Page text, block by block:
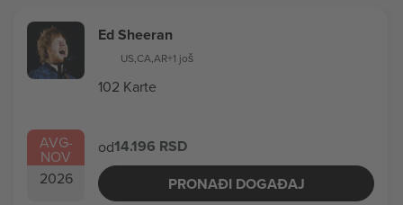
AVG-
NOV
2026
Ed Sheeran
US,CA,AR+1 još
102 Karte
od14.196 RSD
PRONAĐI DOGAĐAJ